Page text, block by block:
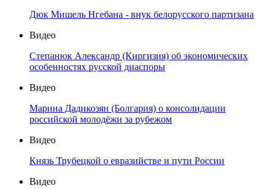
Дюк Мишель Нгебана - внук белорусского партизана
Видео
Степанюк Александр (Киргизия) об экономических
особенностях русской диаспоры
Видео
Марина Дадикозян (Болгария) о консолидации
российской молодёжи за рубежом
Видео
Князь Трубецкой о евразийстве и пути России
Видео